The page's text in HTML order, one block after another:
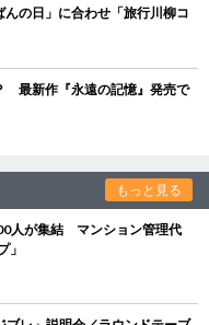
の日」に合わせ「旅行川柳コ
最新作『永遠の記憶』発売で
もっと見る
人が集結 マンション管理代
」